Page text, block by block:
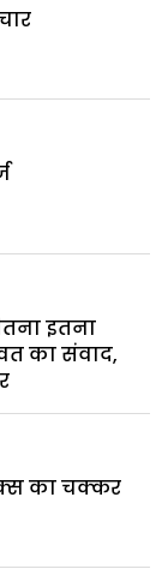
इतना
का संवाद,
का चक्कर